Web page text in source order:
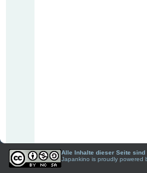
Alle Inhalte dieser Seite sind
Japankino is proudly powered